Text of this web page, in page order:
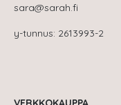
sara@sarah.fi
y-tunnus: 2613993-2